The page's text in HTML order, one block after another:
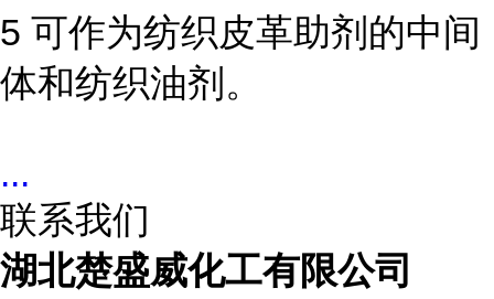
5 可作为纺织皮革助剂的中间
体和纺织油剂。
...
联系我们
湖北楚盛威化工有限公司